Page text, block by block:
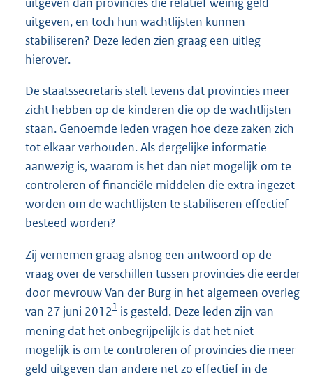
uitgeven, en toch hun wachtlijsten kunnen
stabiliseren? Deze leden zien graag een uitleg
hierover.
De staatssecretaris stelt tevens dat provincies meer
zicht hebben op de kinderen die op de wachtlijsten
staan. Genoemde leden vragen hoe deze zaken zich
tot elkaar verhouden. Als dergelijke informatie
aanwezig is, waarom is het dan niet mogelijk om te
controleren of financiële middelen die extra ingezet
worden om de wachtlijsten te stabiliseren effectief
besteed worden?
Zij vernemen graag alsnog een antwoord op de
vraag over de verschillen tussen provincies die eerder
door mevrouw Van der Burg in het algemeen overleg
van 27 juni 20121 is gesteld. Deze leden zijn van
mening dat het onbegrijpelijk is dat het niet
mogelijk is om te controleren of provincies die meer
geld uitgeven dan andere net zo effectief in de